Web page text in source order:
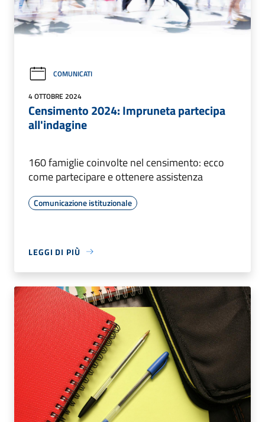
COMUNICATI
4 OTTOBRE 2024
Censimento 2024: Impruneta partecipa
all'indagine
160 famiglie coinvolte nel censimento: ecco
come partecipare e ottenere assistenza
Comunicazione istituzionale
LEGGI DI PIÙ